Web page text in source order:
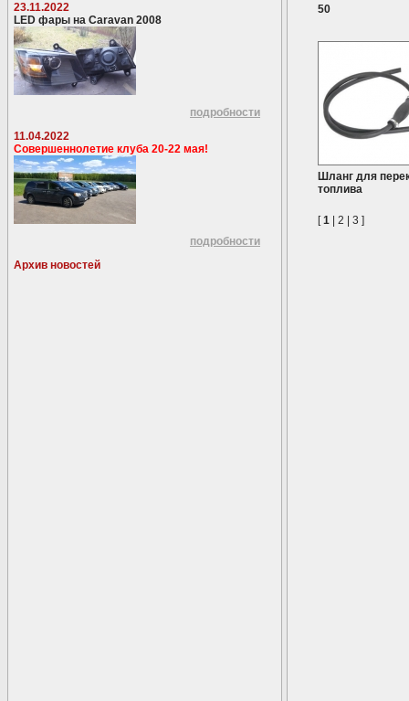
23.11.2022
LED фары на Caravan 2008
подробности
11.04.2022
Совершеннолетие клуба 20-22 мая!
подробности
Архив новостей
50
Шланг для
топлива
[1 2 3 ]